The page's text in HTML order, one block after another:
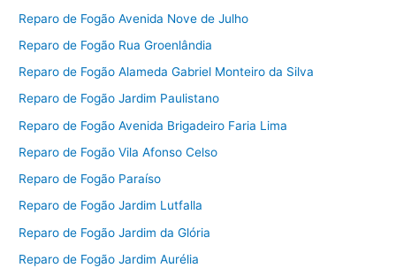
Reparo de Fogão Avenida Nove de Julho
Reparo de Fogão Rua Groenlândia
Reparo de Fogão Alameda Gabriel Monteiro da Silva
Reparo de Fogão Jardim Paulistano
Reparo de Fogão Avenida Brigadeiro Faria Lima
Reparo de Fogão Vila Afonso Celso
Reparo de Fogão Paraíso
Reparo de Fogão Jardim Lutfalla
Reparo de Fogão Jardim da Glória
Reparo de Fogão Jardim Aurélia